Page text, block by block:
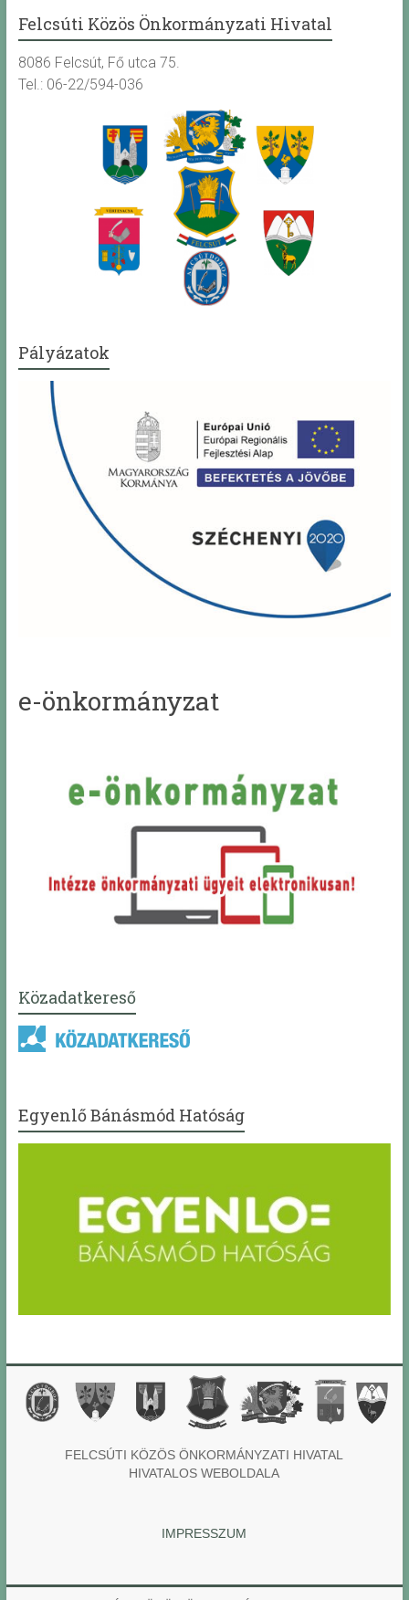
Felcsúti Közös Önkormányzati Hivatal
8086 Felcsút, Fő utca 75.
Tel.: 06-22/594-036
Pályázatok
e-önkormányzat
Közadatkereső
Egyenlő Bánásmód Hatóság
FELCSÚTI KÖZÖS ÖNKORMÁNYZATI HIVATAL
HIVATALOS WEBOLDALA
IMPRESSZUM